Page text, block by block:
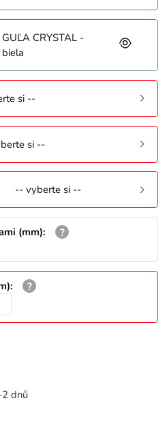
GUĽA CRYSTAL -
biela
si --
si --
-- vyberte si --
(mm):
:
dnů